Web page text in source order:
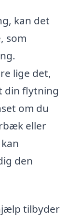
kan det
som
lige det,
din flytning
om du
eller
den
tilbyder